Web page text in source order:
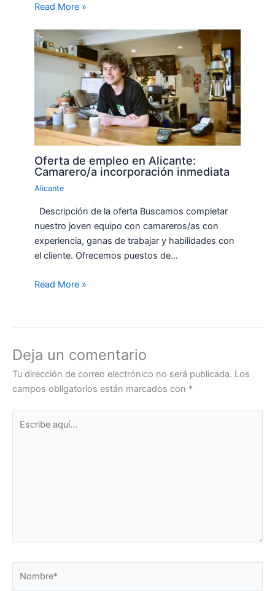
Read More »
Oferta de empleo en Alicante:
Camarero/a incorporación inmediata
Alicante
Descripción de la oferta Buscamos completar
nuestro joven equipo con camareros/as con
experiencia, ganas de trabajar y habilidades con
el cliente. Ofrecemos puestos de…
Read More »
Deja un comentario
Tu dirección de correo electrónico no será publicada. Los
campos obligatorios están marcados con *
aquí...